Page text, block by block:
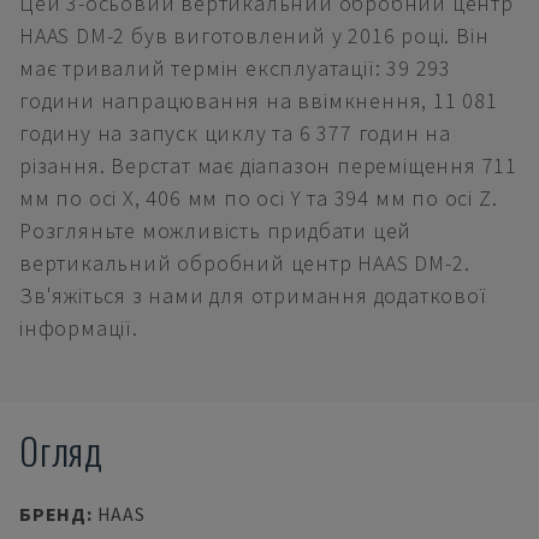
HAAS DM-2 був виготовлений у 2016 році. Він
має тривалий термін експлуатації: 39 293
години напрацювання на ввімкнення, 11 081
годину на запуск циклу та 6 377 годин на
різання. Верстат має діапазон переміщення 711
мм по осі X, 406 мм по осі Y та 394 мм по осі Z.
Розгляньте можливість придбати цей
вертикальний обробний центр HAAS DM-2.
Зв'яжіться з нами для отримання додаткової
інформації.
Огляд
БРЕНД: HAAS